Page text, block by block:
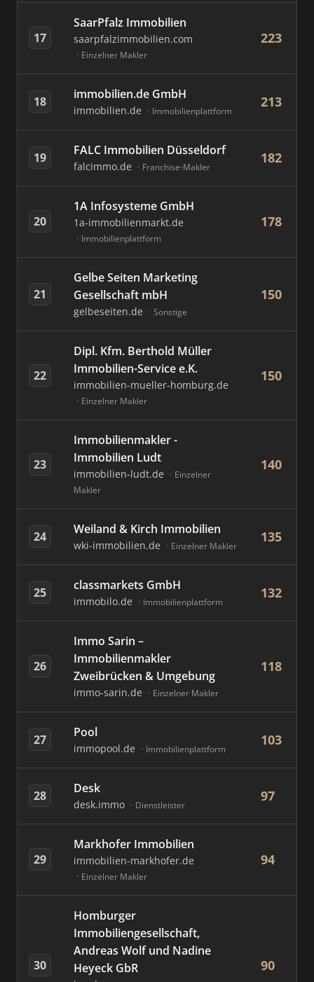
17
SaarPfalz Immobilien
saarpfalzimmobilien.com
Einzelner Makler
223
18 immobilien.de GmbH
immobilien.de Immobilienplattform
213
19 FALC Immobilien Düsseldorf
falcimmo.de Franchise-Makler
182
20
1A Infosysteme GmbH
1a-immobilienmarkt.de
Immobilienplattform
178
21
Gelbe Seiten Marketing
Gesellschaft mbH
gelbeseiten.de Sonstige
150
22
Dipl. Kfm. Berthold Müller
Immobilien-Service e.K.
immobilien-mueller-homburg.de
Einzelner Makler
150
23
Immobilienmakler -
Immobilien Ludt
immobilien-ludt.de
Einzelner
Makler
140
24 Weiland & Kirch Immobilien
wki-immobilien.de Einzelner Makler
135
25 classmarkets GmbH
immobilo.de Immobilienplattform
132
26
Immo Sarin –
Immobilienmakler
Zweibrücken & Umgebung
immo-sarin.de Einzelner Makler
118
27 Pool
immopool.de Immobilienplattform
103
28 Desk
desk.immo Dienstleister
97
29
Markhofer Immobilien
immobilien-markhofer.de
Einzelner Makler
94
30
Homburger
Immobiliengesellschaft,
Andreas Wolf und Nadine
Heyeck GbR
90